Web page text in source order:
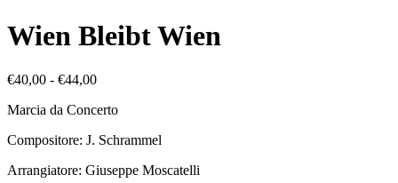
Wien Bleibt Wien
€40,00 - €44,00Fascia
prezzo:
€40,00
€44,00
Marcia da Concerto
Compositore: J. Schrammel
Arrangiatore: Giuseppe Moscatelli